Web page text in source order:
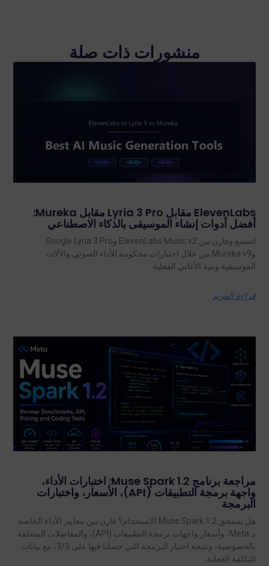
منشورات ذات صلة
ElevenLabs مقابل Lyria 3 Pro مقابل Mureka:
أفضل أدوات إنشاء الموسيقى بالذكاء الاصطناعي
استمع وقارن بين ElevenLabs Music v2 وGoogle Lyria 3 Pro
وMureka v9 من خلال اختبارات محكومة للأداء الصوتي والآلات
الموسيقية وبنية الأغاني الفعلية.
قراءة المزيد
مراجعة برنامج Muse Spark 1.2: اختبارات الأداء،
واجهة برمجة التطبيقات (API)، الأسعار، واختبارات
البرمجة
هل يستحق Muse Spark 1.2 الاستخدام؟ قارن بين معايير الأداء الخاصة
بـ Meta، وأسعار واجهات برمجة التطبيقات (API)، والمفاضلات المتعلقة
بالخصوصية، ونتيجة اختبار البرمجة التي حصلنا فيها على 3/3، مع بيانات
التكلفة الفعلية.